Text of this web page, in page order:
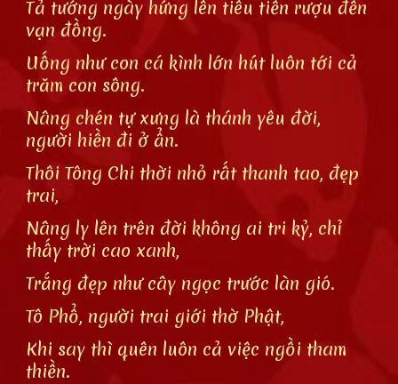
Tả tướng ngày hứng lên tiêu tiền rượu đến
vạn đồng.
Uống như con cá kình lớn hút luôn tới cả
trăm con sông.
Nâng chén tự xưng là thánh yêu đời,
người hiền đi ở ẩn.
Thôi Tông Chi thời nhỏ rất thanh tao, đẹp
trai,
Nâng ly lên trên đời không ai tri kỷ, chỉ
thấy trời cao xanh,
Trắng đẹp như cây ngọc trước làn gió.
Tô Phổ, người trai giới thờ Phật,
Khi say thì quên luôn cả việc ngồi tham
thiền.